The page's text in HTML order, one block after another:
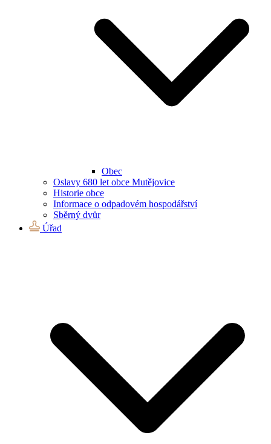
Obec
Oslavy 680 let obce Mutějovice
Historie obce
Informace o odpadovém hospodářství
Sběrný dvůr
Úřad